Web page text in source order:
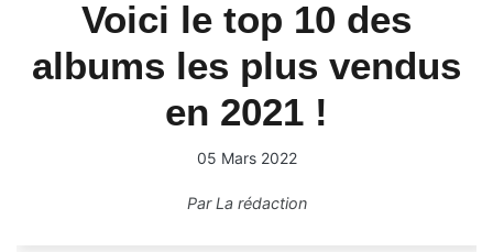
Voici le top 10 des
albums les plus vendus
en 2021 !
05 Mars 2022
ParLa rédaction